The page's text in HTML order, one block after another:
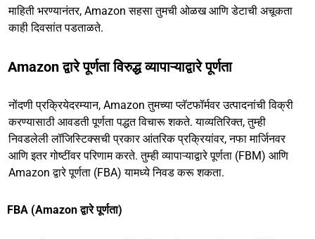
माहिती भरण्यानंतर, Amazon सहसा तुमची ओळख आणि डेटाची अचूकता
काही दिवसांत पडताळते.
Amazon द्वारे पूर्णता विरुद्ध व्यापाऱ्याद्वारे पूर्णता
नोंदणी प्रक्रियेदरम्यान, Amazon तुमच्या प्लॅटफॉर्मवर उत्पादनांची विक्री
करण्यासाठी आवडती पूर्णता पद्धत विचारू शकते. याव्यतिरिक्त, तुम्ही
निवडलेली लॉजिस्टिक्सची प्रकार आंतरिक प्रक्रियांवर, नफा मार्जिनवर
आणि इतर गोष्टींवर परिणाम करते. तुम्ही व्यापाऱ्याद्वारे पूर्णता (FBM) आणि
Amazon द्वारे पूर्णता (FBA) यामध्ये निवड करू शकता.
FBA (Amazon द्वारे पूर्णता)